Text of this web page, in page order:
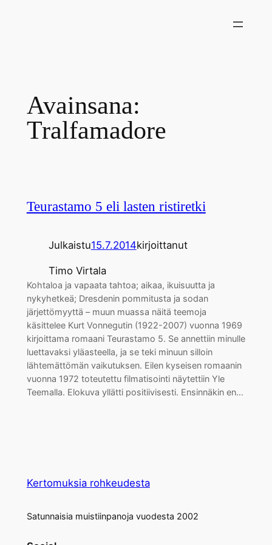
Avainsana:
Tralfamadore
Teurastamo 5 eli lasten ristiretki
Julkaistu15.7.2014kirjoittanut
Timo Virtala
Kohtaloa ja vapaata tahtoa; aikaa, ikuisuutta ja
nykyhetkeä; Dresdenin pommitusta ja sodan
järjettömyyttä – muun muassa näitä teemoja
käsittelee Kurt Vonnegutin (1922-2007) vuonna 1969
kirjoittama romaani Teurastamo 5. Se annettiin minulle
luettavaksi yläasteella, ja se teki minuun silloin
lähtemättömän vaikutuksen. Eilen kyseisen romaanin
vuonna 1972 toteutettu filmatisointi näytettiin Yle
Teemalla. Elokuva yllätti positiivisesti. Ensinnäkin en…
Kertomuksia rohkeudesta
Satunnaisia muistiinpanoja vuodesta 2002